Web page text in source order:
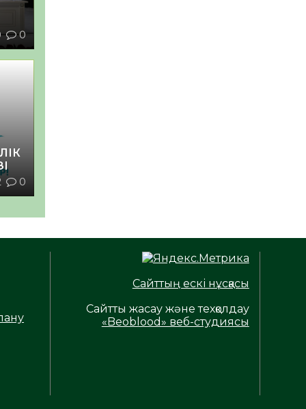
0
0
Сайттың ескі нұсқасы
Сайтты жасау және техқолдау
«Beoblood» веб-студиясы